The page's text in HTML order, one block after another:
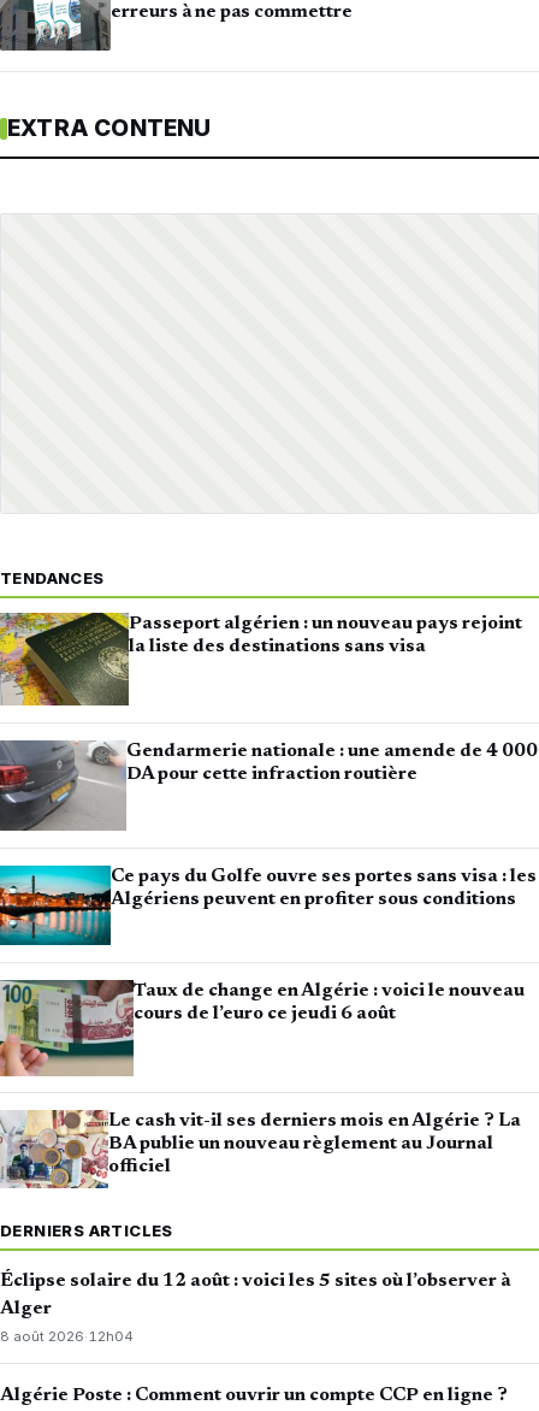
erreurs à ne pas commettre
EXTRA CONTENU
TENDANCES
Passeport algérien : un nouveau pays rejoint
la liste des destinations sans visa
Gendarmerie nationale : une amende de 4 000
DA pour cette infraction routière
Ce pays du Golfe ouvre ses portes sans visa : les
Algériens peuvent en profiter sous conditions
Taux de change en Algérie : voici le nouveau
cours de l’euro ce jeudi 6 août
Le cash vit-il ses derniers mois en Algérie ? La
BA publie un nouveau règlement au Journal
officiel
DERNIERS ARTICLES
Éclipse solaire du 12 août : voici les 5 sites où l’observer à
Alger
8 août 2026·12h04
Algérie Poste : Comment ouvrir un compte CCP en ligne ?